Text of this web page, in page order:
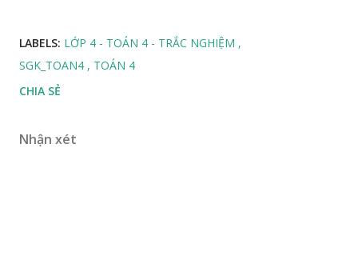
LABELS: LỚP 4 - TOÁN 4 - TRẮC NGHIỆM
SGK_TOAN4
TOÁN 4
CHIA SẺ
Nhận xét